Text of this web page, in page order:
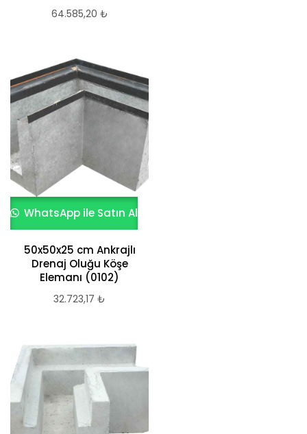
64.585,20 ₺
WhatsApp ile Satın Al
50x50x25 cm Ankrajlı
Drenaj Oluğu Köşe
Elemanı (0102)
32.723,17 ₺